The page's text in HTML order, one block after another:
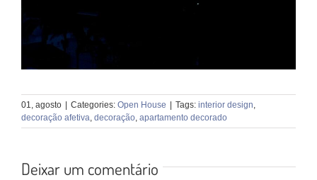
01, agosto Categories: Open House Tags: interior design,
decoração afetiva, decoração, apartamento decorado
Deixar um comentário